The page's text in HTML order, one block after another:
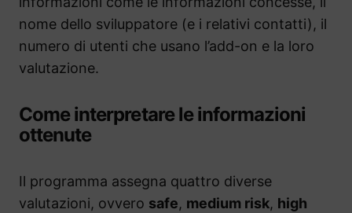
nome dello sviluppatore (e i relativi contatti), il
numero di utenti che usano l’add-on e la loro
valutazione.
Come interpretare le informazioni
ottenute
Il programma assegna quattro diverse
valutazioni, ovvero safe, medium risk, high